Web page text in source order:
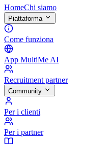
HomeChi siamo
Piattaforma
Come funziona
App MultiMe AI
Recruitment partner
Community
Per i clienti
Per i partner